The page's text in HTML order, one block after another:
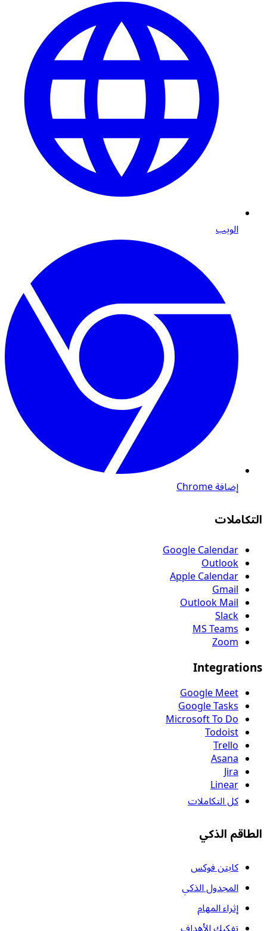
الويب
إضافة Chrome
التكاملات
Google Calendar
Outlook
Apple Calendar
Gmail
Outlook Mail
Slack
MS Teams
Zoom
Integrations
Google Meet
Google Tasks
Microsoft To Do
Todoist
Trello
Asana
Jira
Linear
كل التكاملات
الطاقم الذكي
كابتن فوكس
المجدول الذكي
إثراء المهام
تفكيك الأهداف